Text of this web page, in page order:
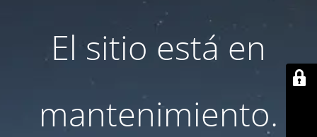
El sitio está en
mantenimiento.